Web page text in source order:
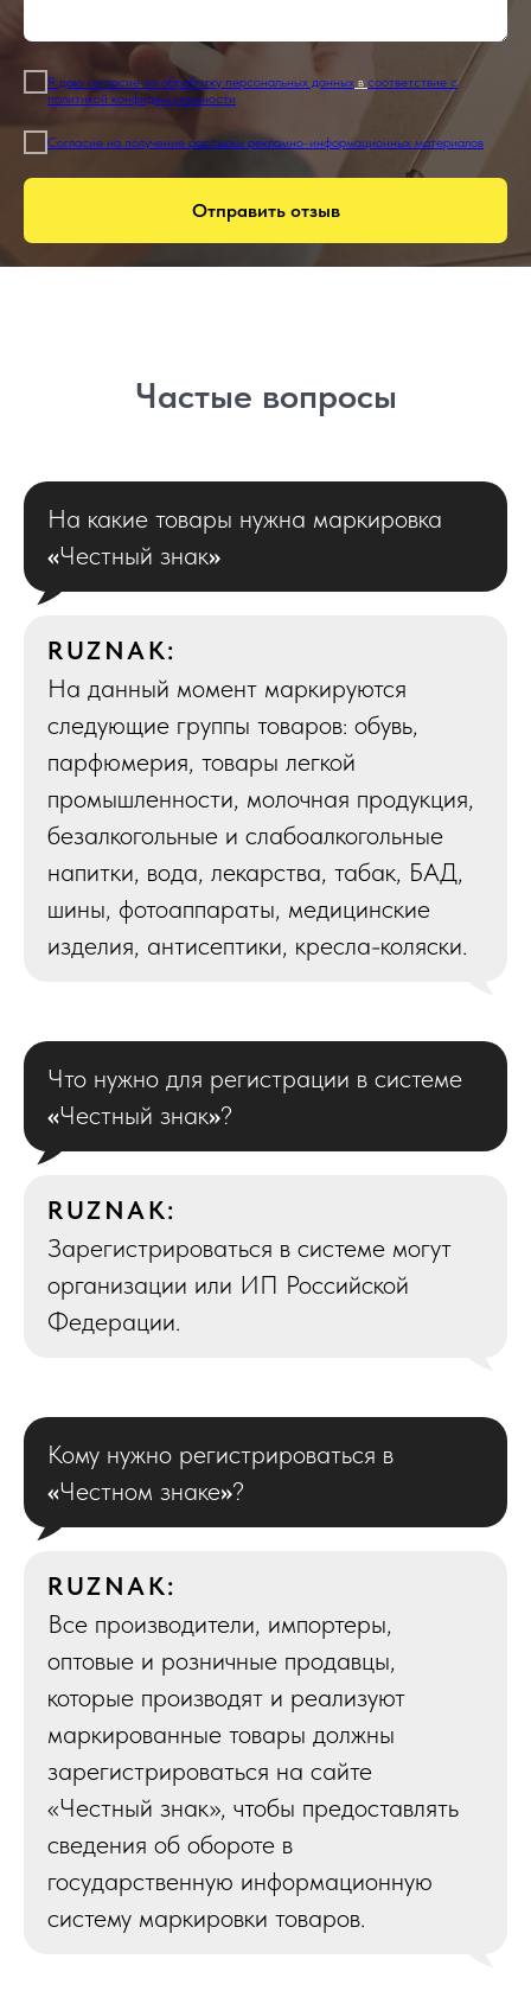
Я даю согласие на обработку персональных данных в соответствие с
политикой конфиденциальности
Согласие на получение рассылки рекламно-информационных материалов
Отправить отзыв
Частые вопросы
На какие товары нужна маркировка
«Честный знак»
RUZNAK:
На данный момент маркируются
следующие группы товаров: обувь,
парфюмерия, товары легкой
промышленности, молочная продукция,
безалкогольные и слабоалкогольные
напитки, вода, лекарства, табак, БАД,
шины, фотоаппараты, медицинские
изделия, антисептики, кресла-коляски.
Что нужно для регистрации в системе
«Честный знак»?
RUZNAK:
Зарегистрироваться в системе могут
организации или ИП Российской
Федерации.
Кому нужно регистрироваться в
«Честном знаке»?
RUZNAK:
Все производители, импортеры,
оптовые и розничные продавцы,
которые производят и реализуют
маркированные товары должны
зарегистрироваться на сайте
«Честный знак», чтобы предоставлять
сведения об обороте в
государственную информационную
систему маркировки товаров.